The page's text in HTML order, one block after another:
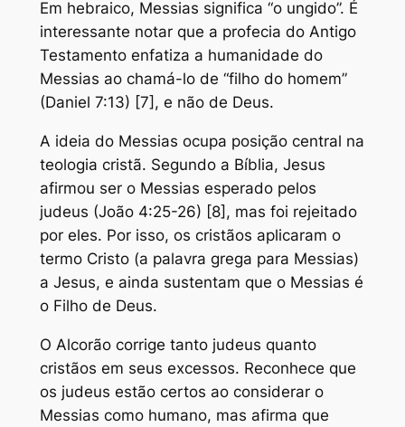
Em hebraico, Messias significa “o ungido”. É
interessante notar que a profecia do Antigo
Testamento enfatiza a humanidade do
Messias ao chamá-lo de “filho do homem”
(Daniel 7:13) [7], e não de Deus.
A ideia do Messias ocupa posição central na
teologia cristã. Segundo a Bíblia, Jesus
afirmou ser o Messias esperado pelos
judeus (João 4:25-26) [8], mas foi rejeitado
por eles. Por isso, os cristãos aplicaram o
termo Cristo (a palavra grega para Messias)
a Jesus, e ainda sustentam que o Messias é
o Filho de Deus.
O Alcorão corrige tanto judeus quanto
cristãos em seus excessos. Reconhece que
os judeus estão certos ao considerar o
Messias como humano, mas afirma que